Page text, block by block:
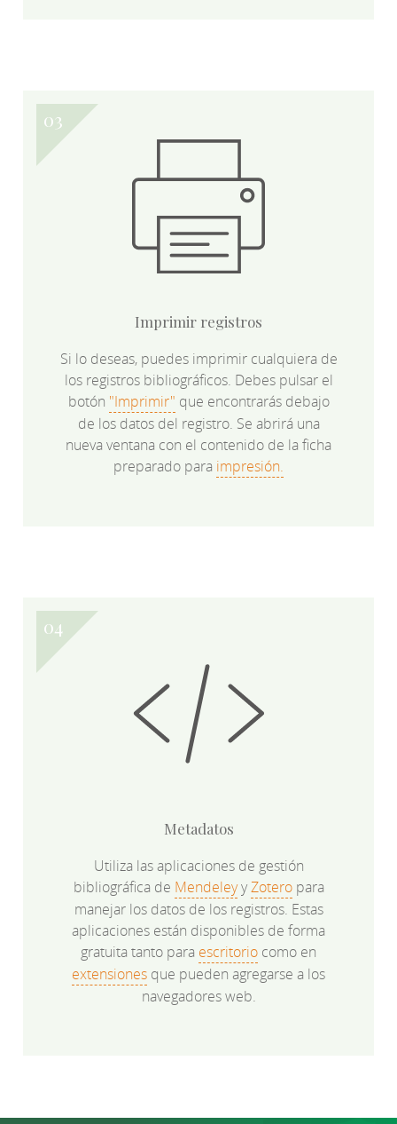
Imprimir registros
Si lo deseas, puedes imprimir cualquiera de
los registros bibliográficos. Debes pulsar el
botón "Imprimir" que encontrarás debajo
de los datos del registro. Se abrirá una
nueva ventana con el contenido de la ficha
preparado para impresión.
Metadatos
Utiliza las aplicaciones de gestión
bibliográfica de MendeleyyZoteropara
manejar los datos de los registros. Estas
aplicaciones están disponibles de forma
gratuita tanto para escritorio como en
extensiones que pueden agregarse a los
navegadores web.